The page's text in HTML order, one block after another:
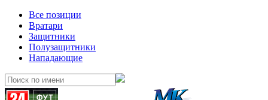
Все позиции
Вратари
Защитники
Полузащитники
Нападающие